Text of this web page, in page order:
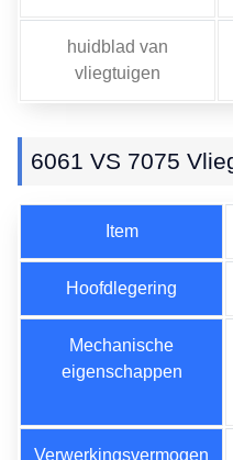
huidblad van
vliegtuigen
6061 VS 7075
Item
Hoofdlegering
Mechanische
eigenschappen
Verwerkingsvermogen